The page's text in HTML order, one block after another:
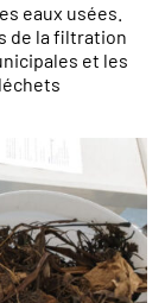
eaux usées.
de la filtration
et les